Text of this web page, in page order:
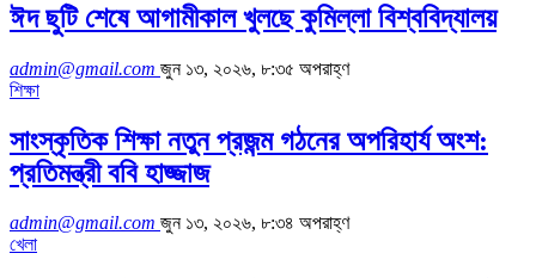
ঈদ ছুটি শেষে আগামীকাল খুলছে কুমিল্লা বিশ্ববিদ্যালয়
admin@gmail.com জুন ১৩, ২০২৬, ৮:৩৫ অপরাহ্ণ
শিক্ষা
সাংস্কৃতিক শিক্ষা নতুন প্রজন্ম গঠনের অপরিহার্য অংশ:
প্রতিমন্ত্রী ববি হাজ্জাজ
admin@gmail.com জুন ১৩, ২০২৬, ৮:৩৪ অপরাহ্ণ
খেলা